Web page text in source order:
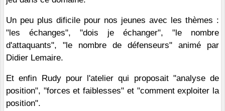
Un peu plus dificile pour nos jeunes avec les thèmes :
"les échanges", "dois je échanger", "le nombre
d'attaquants", "le nombre de défenseurs" animé par
Didier Lemaire.
Et enfin Rudy pour l'atelier qui proposait "analyse de
position", "forces et faiblesses" et "comment exploiter la
position".